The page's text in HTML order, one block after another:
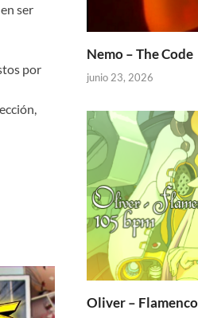
ser
por
Nemo – The Code
junio 23, 2026
Oliver –